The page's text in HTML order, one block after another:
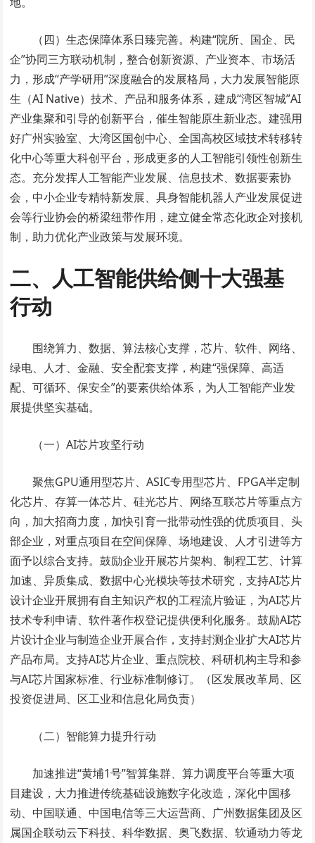
（四）生态保障体系日臻完善。构建“院所、国企、民
企”协同三方联动机制，整合创新资源、产业资本、市场活
力，形成“产学研用”深度融合的发展格局，大力发展智能原
生（AI Native）技术、产品和服务体系，建成“湾区智城”AI
产业集聚和引导的创新平台，催生智能原生新业态。建强用
好广州实验室、大湾区国创中心、全国高校区域技术转移转
化中心等重大科创平台，形成更多的人工智能引领性创新生
态。充分发挥人工智能产业发展、信息技术、数据要素协
会，中小企业专精特新发展、具身智能机器人产业发展促进
会等行业协会的桥梁纽带作用，建立健全常态化政企对接机
制，助力优化产业政策与发展环境。
二、人工智能供给侧十大强基
行动
围绕算力、数据、算法核心支撑，芯片、软件、网络、
绿电、人才、金融、安全配套支撑，构建“强保障、高适
配、可循环、保安全”的要素供给体系，为人工智能产业发
展提供坚实基础。
（一）AI芯片攻坚行动
聚焦GPU通用型芯片、ASIC专用型芯片、FPGA半定制
化芯片、存算一体芯片、硅光芯片、网络互联芯片等重点方
向，加大招商力度，加快引育一批带动性强的优质项目、头
部企业，对重点项目在空间保障、场地建设、人才引进等方
面予以综合支持。鼓励企业开展芯片架构、制程工艺、计算
加速、异质集成、数据中心光模块等技术研究，支持AI芯片
设计企业开展拥有自主知识产权的工程流片验证，为AI芯片
技术专利申请、软件著作权登记提供便利化服务。鼓励AI芯
片设计企业与制造企业开展合作，支持封测企业扩大AI芯片
产品布局。支持AI芯片企业、重点院校、科研机构主导和参
与AI芯片国家标准、行业标准制修订。（区发展改革局、区
投资促进局、区工业和信息化局负责）
（二）智能算力提升行动
加速推进“黄埔1号”智算集群、算力调度平台等重大项
目建设，大力推进传统基础设施数字化改造，深化中国移
动、中国联通、中国电信等三大运营商、广州数据集团及区
属国企联动云下科技、科华数据、奥飞数据、软通动力等龙